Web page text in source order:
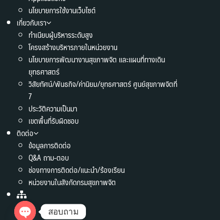
นโยบายการใช้งานเว็บไซต์
เกี่ยวกับเรา
ทำเนียบผู้บริหารระดับสูง
โครงสร้างบริหารภายในหน่วยงาน
นโยบายการพัฒนางานสุขภาพจิต และแผนที่ทางเดิน
ยุทธศาสตร์
วิสัยทัศน์/พันธกิจ/ค่านิยม/ยุทธศาสตร์ ศูนย์สุขภาพจิตที่
7
ประวัติความเป็นมา
เขตพื้นที่รับผิดชอบ
ติดต่อ
ข้อมูลการติดต่อ
Q&A ถาม-ตอบ
ช่องทางการติดต่อ/แนะนำ/ร้องเรียน
หน่วยงานในสังกัดกรมสุขภาพจิต
สอบถาม